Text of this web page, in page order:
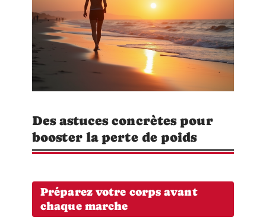
Des astuces concrètes pour
booster la perte de poids
Préparez votre corps avant
chaque marche